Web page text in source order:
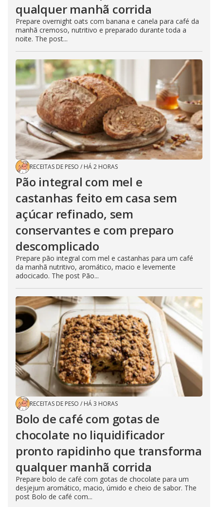
qualquer manhã corrida
Prepare overnight oats com banana e canela para café da
manhã cremoso, nutritivo e preparado durante toda a
noite. The post...
RECEITAS DE PESO / HÁ 2 HORAS
Pão integral com mel e
castanhas feito em casa sem
açúcar refinado, sem
conservantes e com preparo
descomplicado
Prepare pão integral com mel e castanhas para um café
da manhã nutritivo, aromático, macio e levemente
adocicado. The post Pão...
RECEITAS DE PESO / HÁ 3 HORAS
Bolo de café com gotas de
chocolate no liquidificador
pronto rapidinho que transforma
qualquer manhã corrida
Prepare bolo de café com gotas de chocolate para um
desjejum aromático, macio, úmido e cheio de sabor. The
post Bolo de café com...